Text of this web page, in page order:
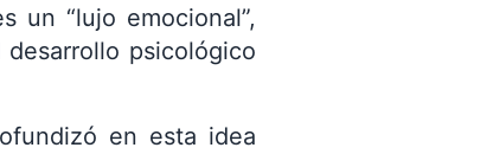
un “lujo emocional”,
psicológico
en esta idea